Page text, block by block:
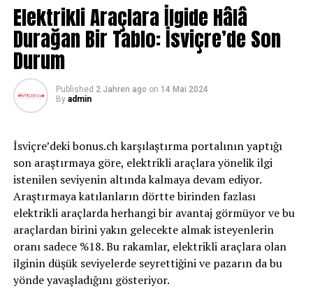
Elektrikli Araçlara İlgide Hâlâ
Durağan Bir Tablo: İsviçre’de Son
Durum
Published 2 Jahren ago on 14 Mai 2024
By admin
İsviçre’deki bonus.ch karşılaştırma portalının yaptığı
son araştırmaya göre, elektrikli araçlara yönelik ilgi
istenilen seviyenin altında kalmaya devam ediyor.
Araştırmaya katılanların dörtte birinden fazlası
elektrikli araçlarda herhangi bir avantaj görmüyor ve bu
araçlardan birini yakın gelecekte almak isteyenlerin
oranı sadece %18. Bu rakamlar, elektrikli araçlara olan
ilginin düşük seviyelerde seyrettiğini ve pazarın da bu
yönde yavaşladığını gösteriyor.